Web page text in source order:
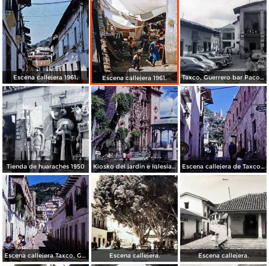
Escena callejera 1961. Escena callejera 1961. Taxco, Guerrero bar Paco 1950
Tienda de huaraches 1950 Kiosko del jardin e Iglesia de Taxco, Guerrero 1967. Escena callejera de Taxco, Guerrero 1967.
Escena callejera Taxco, Guerrero 1967. Escena callejera. Escena callejera.